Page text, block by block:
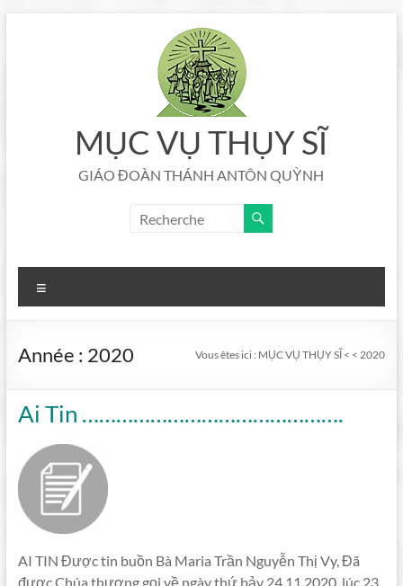
MỤC VỤ THỤY SĨ
GIÁO ĐOÀN THÁNH ANTÔN QUỲNH
Année : 2020 Vous êtes ici : MỤC VỤ THỤY SĨ < <2020
Ai Tin ……………………………………….
AI TIN Được tin buồn Bà Maria Trần Nguyễn Thị Vy, Đã
được Chúa thương gọi về ngày thứ bảy 24.11.2020, lúc 23